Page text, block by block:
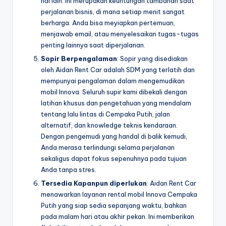
perjalanan bisnis, di mana setiap menit sangat
berharga. Anda bisa meyiapkan pertemuan,
menjawab email, atau menyelesaikan tugas-tugas
penting lainnya saat diperjalanan.
Sopir Berpengalaman: Sopir yang disediakan
oleh Aidan Rent Car adalah SDM yang terlatih dan
mempunyai pengalaman dalam mengemudikan
mobil Innova. Seluruh supir kami dibekali dengan
latihan khusus dan pengetahuan yang mendalam
tentang lalu lintas di Cempaka Putih, jalan
alternatif, dan knowledge teknis kendaraan.
Dengan pengemudi yang handal di balik kemudi,
Anda merasa terlindungi selama perjalanan
sekaligus dapat fokus sepenuhnya pada tujuan
Anda tanpa stres.
Tersedia Kapanpun diperlukan: Aidan Rent Car
menawarkan layanan rental mobil Innova Cempaka
Putih yang siap sedia sepanjang waktu, bahkan
pada malam hari atau akhir pekan. Ini memberikan